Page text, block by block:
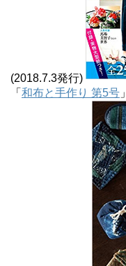
(2018.7.3発行)
「 和布と手作り 第5号 」